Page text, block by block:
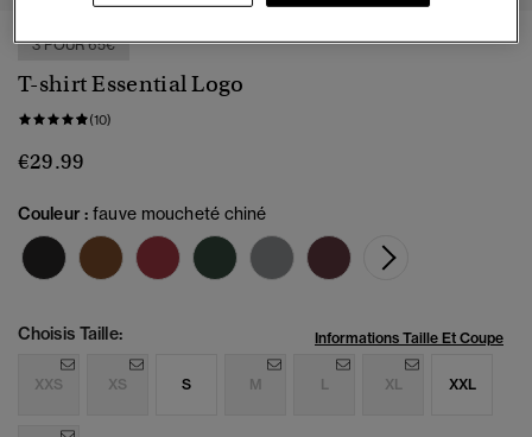
3 POUR 65€
T-shirt Essential Logo
(10)
€29.99
Couleur :fauve moucheté chiné
Choisis Taille: Informations Taille Et Coupe
XXS XS S M L XL XXL